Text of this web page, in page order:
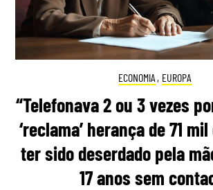
ECONOMIA , EUROPA
“Telefonava 2 ou 3 vezes
‘reclama’ herança de 71
ter sido deserdado pela
17 anos sem